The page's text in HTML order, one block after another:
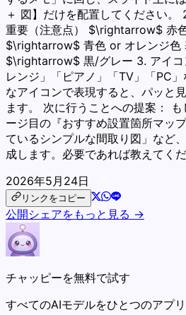
＋ 図】だけを配置してください。
重要（注意点） $\rightarrow$ 赤色
$\rightarrow$ 青色 or オレンジ色
$\rightarrow$ 黒/グレー 3. アイコ
レンジ」「ピアノ」「TV」「PC
なアイコンで表現すると、パッと
ます。 次に行うことへの提案：
ージ目の『おすすめ設置箇所マッ
ているシンプルな間取り図」など
成します。必要であれば教えてく
2026年5月24日
リンクをコピー
公開シェアをもっと見る →
チャッピーを無料で試す
すべてのAIモデルをひとつのアプリ